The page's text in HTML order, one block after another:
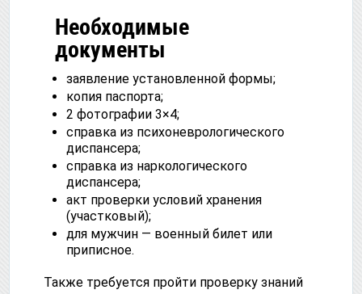
Необходимые
документы
заявление установленной формы;
копия паспорта;
2 фотографии 3×4;
справка из психоневрологического
диспансера;
справка из наркологического
диспансера;
акт проверки условий хранения
(участковый);
для мужчин — военный билет или
приписное.
Также требуется пройти проверку знаний